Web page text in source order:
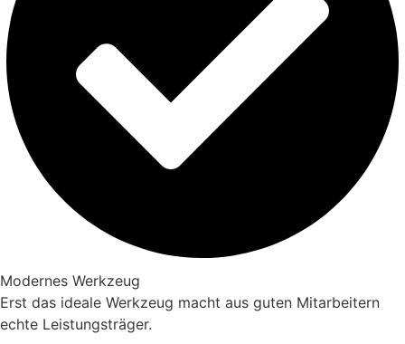
Modernes Werkzeug
Erst das ideale Werkzeug macht aus guten Mitarbeitern
echte Leistungsträger.